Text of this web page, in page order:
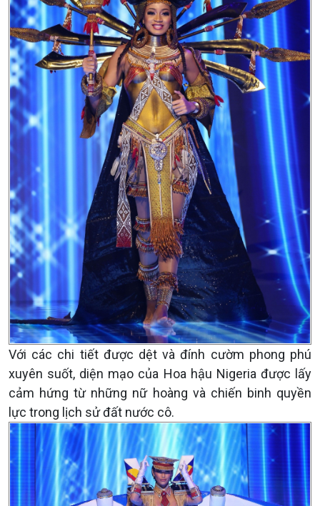
Với các chi tiết được dệt và đính cườm phong phú
xuyên suốt, diện mạo của Hoa hậu Nigeria được lấy
cảm hứng từ những nữ hoàng và chiến binh quyền
lực trong lịch sử đất nước cô.